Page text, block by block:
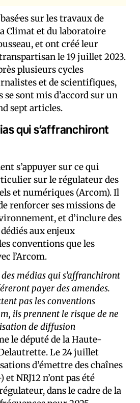
sur les travaux de
Climat et du laboratoire
et ont créé leur
le 19 juillet 2023.
plusieurs cycles
et de scientifiques,
sont mis d’accord sur un
sept articles.
qui s’affranchiront
s’appuyer sur ce qui
sur le régulateur des
et numériques (Arcom). Il
renforcer ses missions de
et d’inclure des
aux enjeux
conventions que les
l’Arcom.
médias qui s’affranchiront
payer des amendes.
pas les conventions
ils prennent le risque de ne
de diffusion
le député de la Haute-
Le 24 juillet
d’émettre des chaînes
et NRJ12 n’ont pas été
dans le cadre de la